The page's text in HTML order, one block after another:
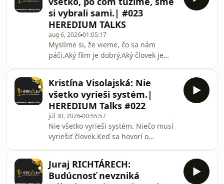
si vybrali sami.| #023
HEREDIUM TALKS
aug 6, 202601:05:17
Myslíme si, že vieme, čo sa nám
páči.Aký film je dobrý.Aký človek je
toho, čo považujeme za svoje vlastné
predstavy, vzniklo dávno predtým, než
sme si ich stihli vedome
vybrať.Formovala nás rodina,
prostredie, kultúra, filmy, príbehy,
reklama, sociálne siete aj ľudia,
ktorých sme sa naučili
obdivovať.Michaela Malíčková sa
Kristína Visolajská: Nie
všetko vyrieši systém.|
HEREDIUM Talks #022
júl 30, 202600:55:57
Nie všetko vyrieši systém. Niečo musí
vyriešiť človek.Keď sa hovorí o
rozprávame o tom, čo by mal urobiť
štát, systém alebo poisťovne.Oveľa
menej sa rozprávame o
Juraj RICHTÁRECH:
Budúcnosť nevzniká